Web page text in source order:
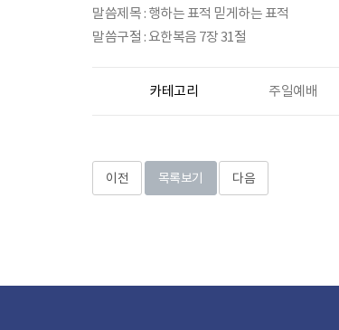
말씀제목 : 행하는 표적 믿게하는 표적
말씀구절 : 요한복음 7장 31절
카테고리 주일예배
이전 목록보기 다음